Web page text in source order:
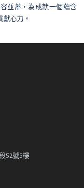
並蓄，為成就一個蘊含
心力。
52號5樓